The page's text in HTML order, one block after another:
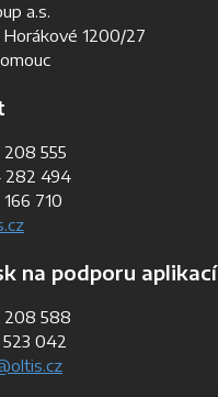
a.s.
Horákové 1200/27
555
282 494
710
na podporu aplikací
208 588
042